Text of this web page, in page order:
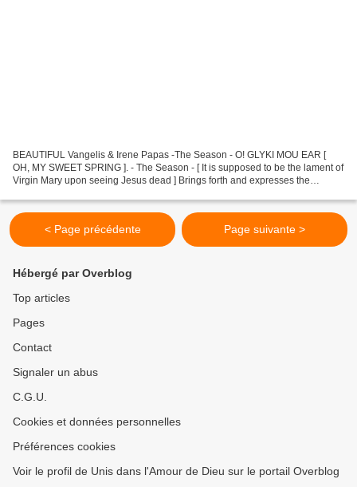
BEAUTIFUL Vangelis & Irene Papas -The Season - O! GLYKI MOU EAR [
OH, MY SWEET SPRING ]. - The Season - [ It is supposed to be the lament of
Virgin Mary upon seeing Jesus dead ] Brings forth and expresses the
< Page précédente Page suivante >
Hébergé par Overblog
Top articles
Pages
Contact
Signaler un abus
C.G.U.
Cookies et données personnelles
Préférences cookies
Voir le profil de Unis dans l'Amour de Dieu sur le portail Overblog